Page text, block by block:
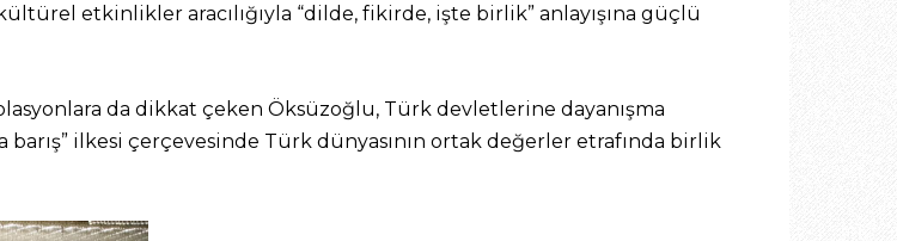
etkinlikler aracılığıyla “dilde, fikirde, işte birlik” anlayışına güçlü
da dikkat çeken Öksüzoğlu, Türk devletlerine dayanışma
barış” ilkesi çerçevesinde Türk dünyasının ortak değerler etrafında birlik